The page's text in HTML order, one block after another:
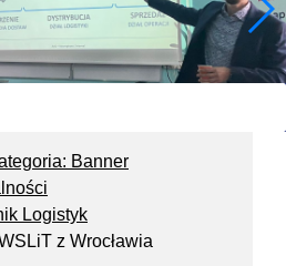
Banner
Logistyk
z Wrocławia